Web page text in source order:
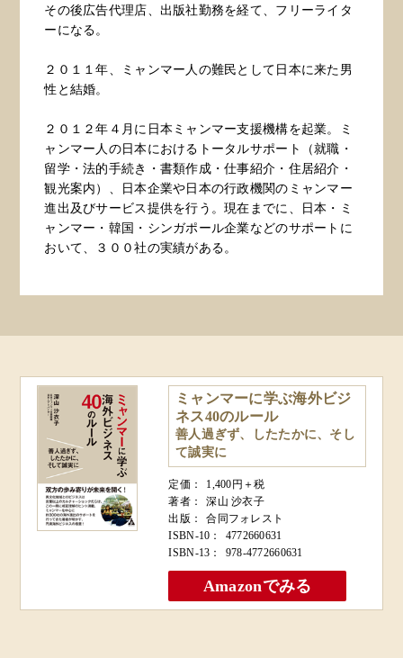
その後広告代理店、出版社勤務を経て、フリーライタ
ーになる。
２０１１年、ミャンマー人の難民として日本に来た男
性と結婚。
２０１２年４月に日本ミャンマー支援機構を起業。ミ
ャンマー人の日本におけるトータルサポート（就職・
留学・法的手続き・書類作成・仕事紹介・住居紹介・
観光案内）、日本企業や日本の行政機関のミャンマー
進出及びサービス提供を行う。現在までに、日本・ミ
ャンマー・韓国・シンガポール企業などのサポートに
おいて、３００社の実績がある。
ミャンマーに学ぶ海外ビジ
ネス40のルール
善人過ぎず、したたかに、そし
て誠実に
定価：
1,400円＋税
著者：
深山 沙衣子
出版：
合同フォレスト
ISBN-10：
4772660631
ISBN-13：
978-4772660631
Amazonでみる